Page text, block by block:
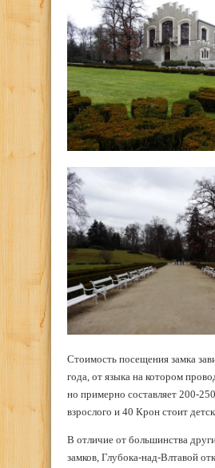
Стоимость посещения замка
года, от языка на котором
но примерно составляет 200-
взрослого и 40 Крон стоит
В отличие от большинства
замков, Глубока-над-Влтавой